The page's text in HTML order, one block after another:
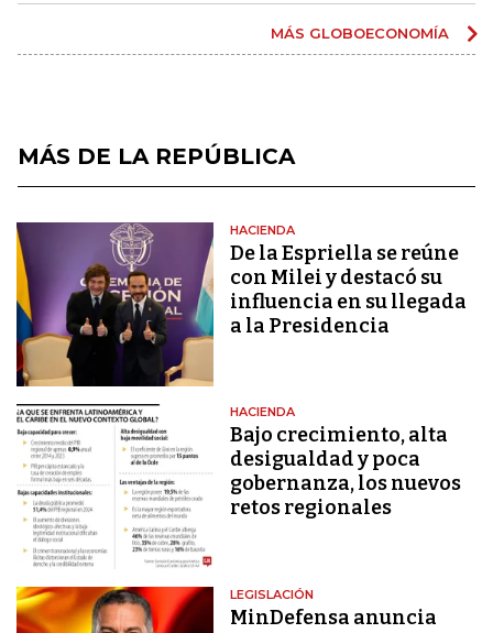
MÁS GLOBOECONOMÍA
MÁS DE LA REPÚBLICA
HACIENDA
De la Espriella se reúne
con Milei y destacó su
influencia en su llegada
a la Presidencia
HACIENDA
Bajo crecimiento, alta
desigualdad y poca
gobernanza, los nuevos
retos regionales
LEGISLACIÓN
MinDefensa anuncia